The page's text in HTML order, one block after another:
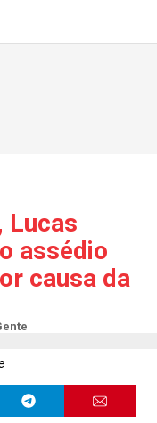
Lucas
assédio
causa da